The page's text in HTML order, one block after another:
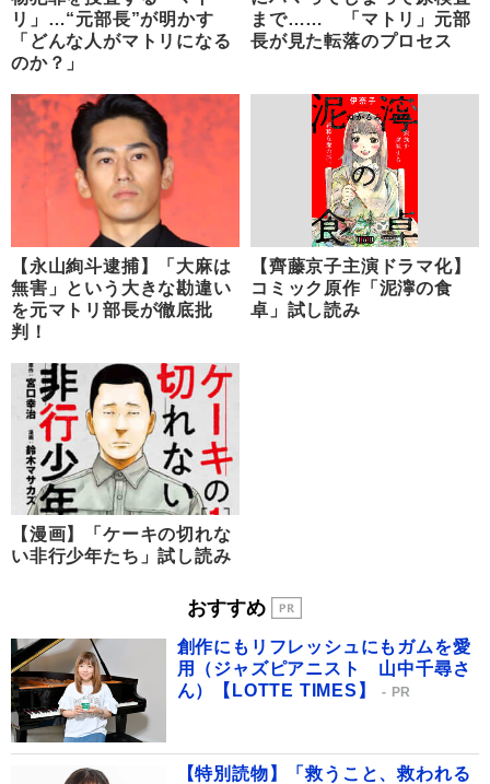
リ」…“元部長”が明かす
「どんな人がマトリになる
のか？」
まで…… 「マトリ」元部
長が見た転落のプロセス
【永山絢斗逮捕】「大麻は
無害」という大きな勘違い
を元マトリ部長が徹底批
判！
【齊藤京子主演ドラマ化】
コミック原作「泥濘の食
卓」試し読み
【漫画】「ケーキの切れな
い非行少年たち」試し読み
おすすめ
創作にもリフレッシュにもガムを愛
用（ジャズピアニスト 山中千尋さ
ん）【LOTTE TIMES】
PR
【特別読物】「救うこと、救われる